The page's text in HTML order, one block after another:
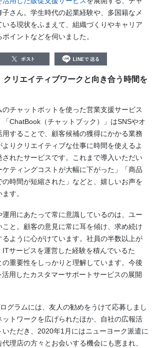
子さん。学生時代の起業経験や、多国籍なメ
いる現状をふまえて、組織づくりやキャリア
イントなどを伺いました。
クリエイティブワークと向き合う時間を
チャットボットを使った営業支援サービス
ChatBook（チャットブック）」はSNSやオ
用することで、顧客候補の獲得にかかる業務
りクリエイティブな仕事に時間を使えるよ
されたサービスです。これまで導入いただい
ケティングコストが大幅に下がった」「商品
時間が短縮された」などと、嬉しいお声を
す。
用にあたって常に意識しているのは、ユー
と。顧客の意見に常に耳を傾け、求め続け
るように心がけています。社員の半数以上が
サービスを運営した経験を積んでいるた
重要性をしっかりと理解しています。今後
用したカスタマーサポートサービスの展開
グラムには、友人の勧めをうけて応募しまし
ットワークを広げられたほか、自社の広報活
ただき、2020年1月にはニューヨーク派遣に
理店の方々とお会いする機会にも恵まれ、